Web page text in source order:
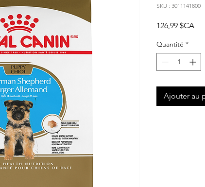
SKU : 3011141800
126,99 $CAPrix
Quantité *
Ajouter au